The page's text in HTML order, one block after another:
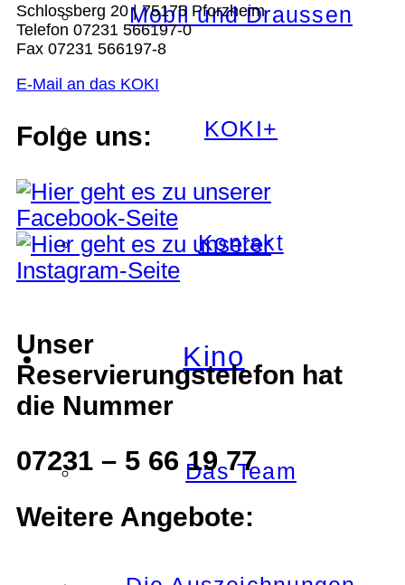
Mobil und Draussen
KOKI+
Kontakt
Kino
Das Team
Schlossberg 20 | 75175 Pforzheim
Telefon 07231 566197-0
Fax 07231 566197-8
E-Mail an das KOKI
Folge uns:
Unser
Reservierungstelefon hat
die Nummer
07231 – 5 66 19 77
Weitere Angebote: